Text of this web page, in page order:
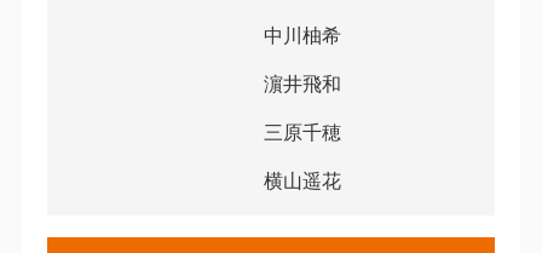
中川柚希
濵井飛和
三原千穂
横山遥花